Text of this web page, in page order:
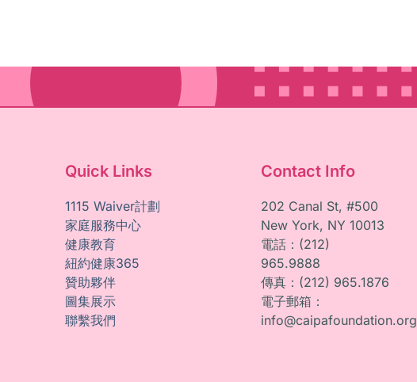
Quick Links
1115 Waiver計劃
家庭服務中心
健康教育
紐約健康365
贊助夥伴
圖集展示
聯繫我們
Contact Info
202 Canal St, #500
New York, NY 10013
電話：(212)
965.9888
傳真：(212) 965.1876
電子郵箱：
info@caipafoundation.org